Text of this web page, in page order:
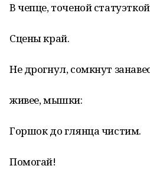
В чепце, точеной
Сцены край.
Не дрогнул, сомкнут
живее, мышки:
Горшок до глянца чистим.
Помогай!